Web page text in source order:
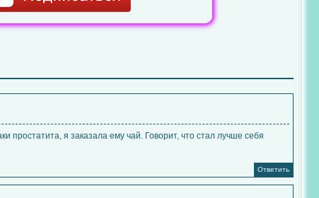
простатита, я заказала ему чай. Говорит, что стал лучше себя
Ответить